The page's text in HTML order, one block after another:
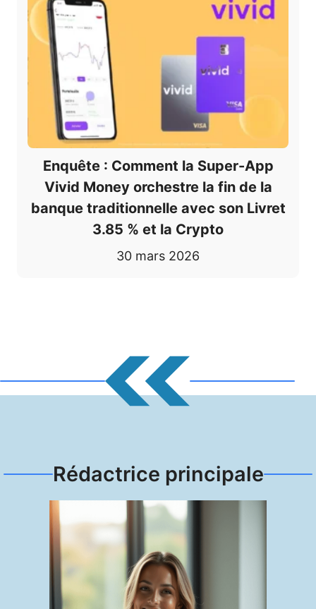
Enquête : Comment la Super-App
Vivid Money orchestre la fin de la
banque traditionnelle avec son Livret
3.85 % et la Crypto
30 mars 2026
Rédactrice principale